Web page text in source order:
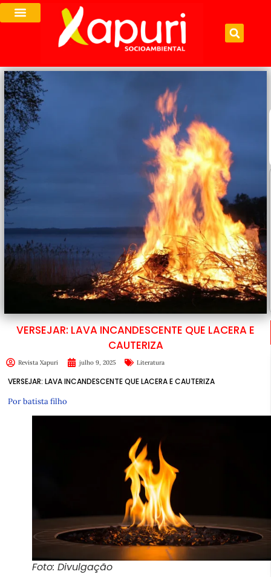
VERSEJAR: LAVA INCANDESCENTE QUE LACERA E
CAUTERIZA
Revista Xapuri julho 9, 2025 Literatura
VERSEJAR: LAVA INCANDESCENTE QUE LACERA E CAUTERIZA
Por batista filho
Foto: Divulgação